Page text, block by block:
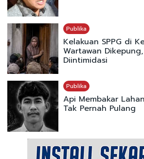
Publika
Kelakuan SPPG di
Wartawan
Diintimidasi
Publika
Api Membakar
Tak Pernah Pulang